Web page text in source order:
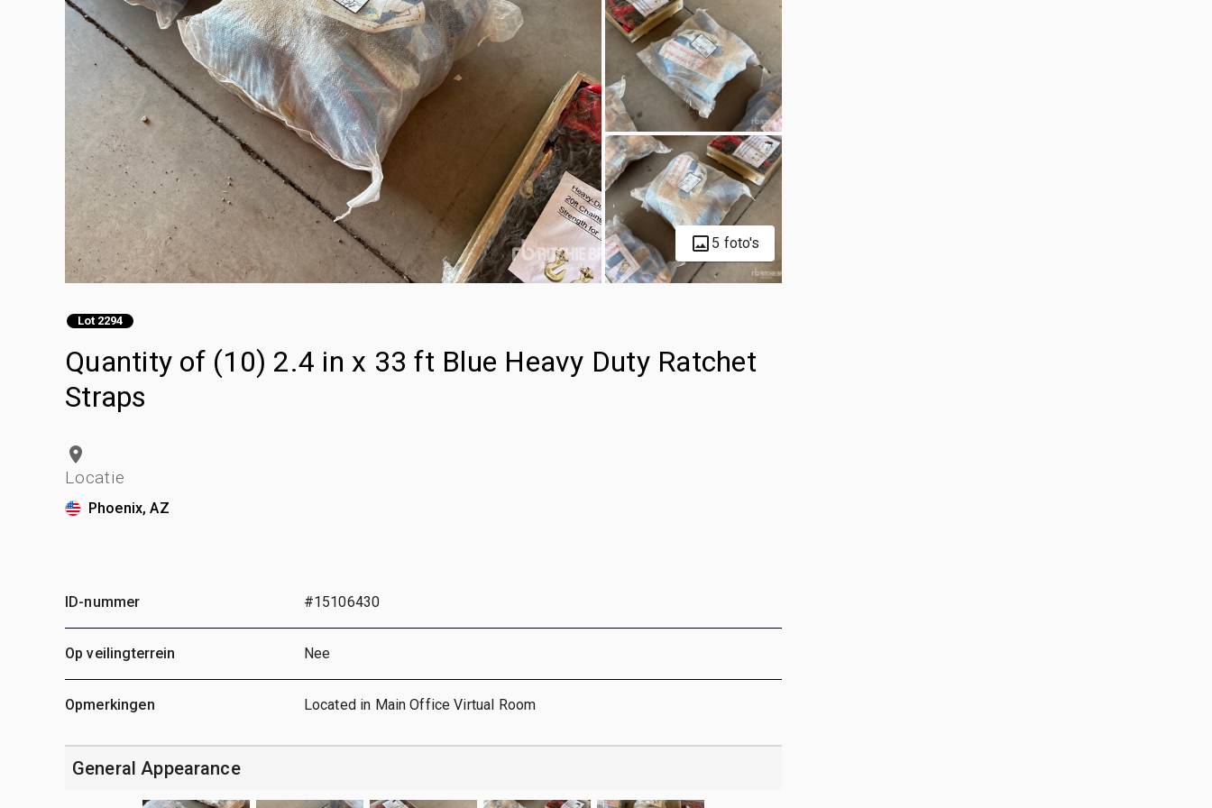
5 foto's
Lot 2294
Quantity of (10) 2.4 in x 33 ft Blue Heavy Duty Ratchet
Straps
Locatie
Phoenix, AZ
ID-nummer #15106430
Op veilingterrein Nee
Opmerkingen Located in Main Office Virtual Room
General Appearance